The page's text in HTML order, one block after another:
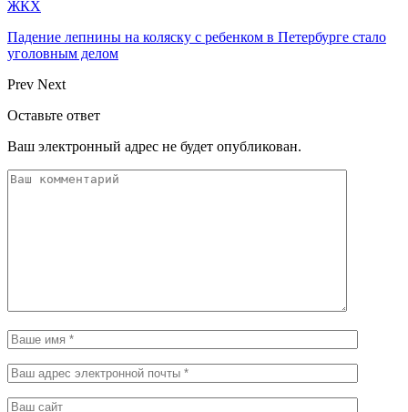
ЖКХ
Падение лепнины на коляску с ребенком в Петербурге стало
уголовным делом
Prev Next
Оставьте ответ
Ваш электронный адрес не будет опубликован.